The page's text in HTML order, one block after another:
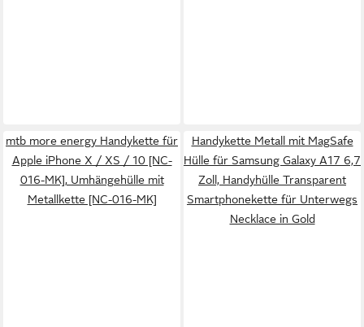
mtb more energy Handykette für
Apple iPhone X / XS / 10 [NC-
016-MK], Umhängehülle mit
Metallkette [NC-016-MK]
Handykette Metall mit MagSafe
Hülle für Samsung Galaxy A17 6,7
Zoll, Handyhülle Transparent
Smartphonekette für Unterwegs
Necklace in Gold